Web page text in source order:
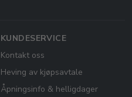
KUNDESERVICE
Kontakt oss
Heving av kjøpsavtale
Åpningsinfo & helligdager